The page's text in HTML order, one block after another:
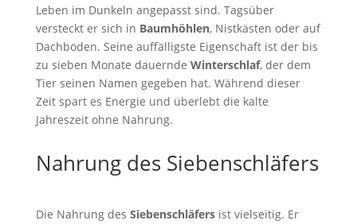
Leben im Dunkeln angepasst sind. Tagsüber
versteckt er sich in Baumhöhlen, Nistkästen oder auf
Dachböden. Seine auffälligste Eigenschaft ist der bis
zu sieben Monate dauernde Winterschlaf, der dem
Tier seinen Namen gegeben hat. Während dieser
Zeit spart es Energie und überlebt die kalte
Jahreszeit ohne Nahrung.
Nahrung des Siebenschläfers
Die Nahrung des Siebenschläfersist vielseitig. Er